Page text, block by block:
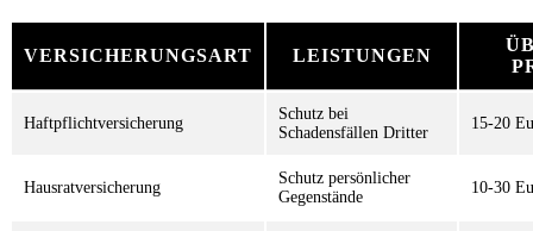
VERSICHERUNGSART LEISTUNGEN
Haftpflichtversicherung
Schutz bei
Schadensfällen Dritter
15-20
Hausratversicherung
Schutz persönlicher
Gegenstände
10-30